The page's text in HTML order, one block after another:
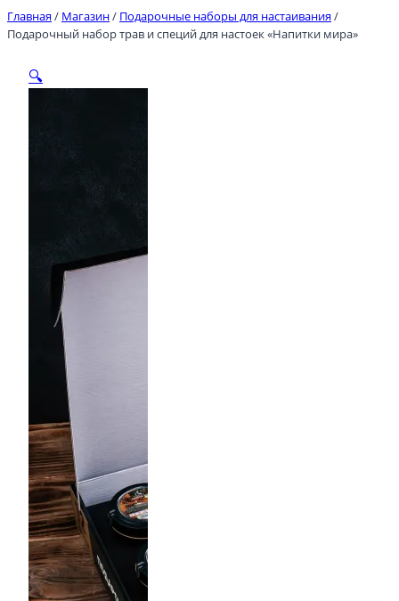
Главная/ Магазин/ Подарочные наборы для настаивания/
Подарочный набор трав и специй для настоек «Напитки мира»
🔍